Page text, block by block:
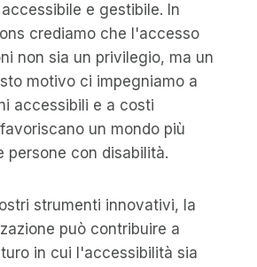
e gestibile. In
crediamo che l'accesso
non sia un privilegio, ma un
motivo ci impegniamo a
accessibili e a costi
un mondo più
persone con disabilità.
strumenti innovativi, la
può contribuire a
in cui l'accessibilità sia